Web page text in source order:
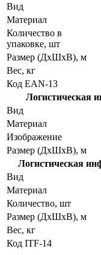
Вид
Материал
Количество в
упаковке, шт
Размер (ДхШхВ), м
Вес, кг
Код EAN-13
Логистическая
Вид
Материал
Изображение
Размер (ДхШхВ), м
Логистическая
Вид
Материал
Количество, шт
Размер (ДхШхВ), м
Вес, кг
Код ITF-14